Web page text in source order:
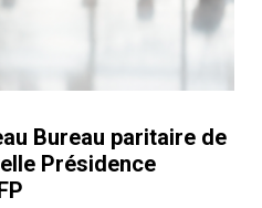
Bureau paritaire de
Présidence